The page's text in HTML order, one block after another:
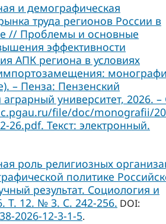
и демографическая
труда регионов России в
// Проблемы и основные
эффективности
АПК региона в условиях
– Пенза: Пензенский
университет, 2026. –
file/doc/monografii/
Текст: электронный.
роль религиозных
политике
результат. Социология и
Т. 12. № 3. С. 242-256. DOI:
2026-12-3-1-5.